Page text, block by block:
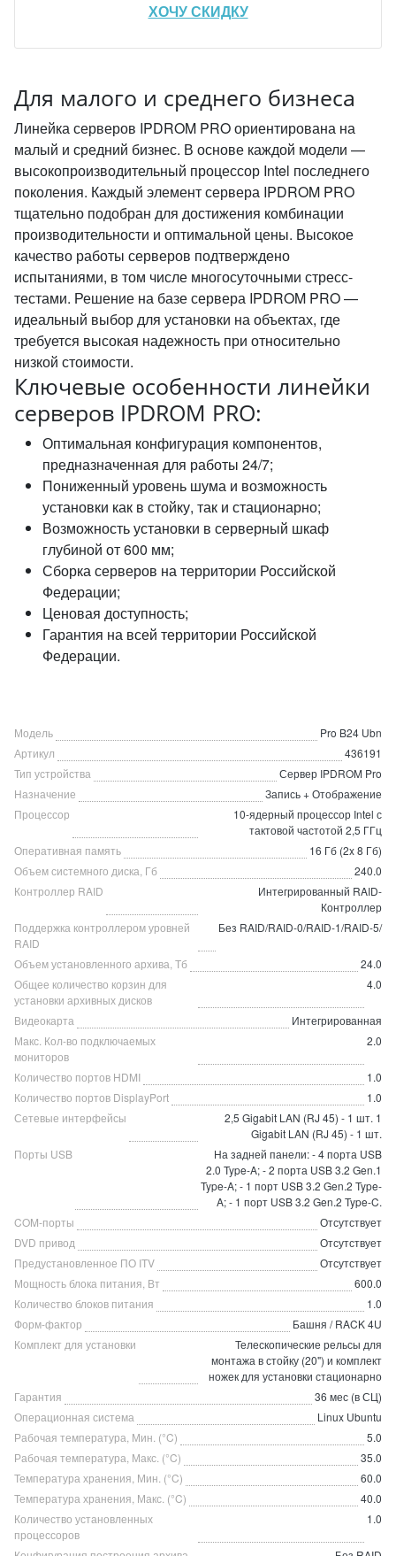
ХОЧУ СКИДКУ
Для малого и среднего бизнеса
Линейка серверов IPDROM PRO ориентирована на
малый и средний бизнес. В основе каждой модели —
высокопроизводительный процессор Intel последнего
поколения. Каждый элемент сервера IPDROM PRO
тщательно подобран для достижения комбинации
производительности и оптимальной цены. Высокое
качество работы серверов подтверждено
испытаниями, в том числе многосуточными стресс-
тестами. Решение на базе сервера IPDROM PRO —
идеальный выбор для установки на объектах, где
требуется высокая надежность при относительно
низкой стоимости.
Ключевые особенности линейки
серверов IPDROM PRO:
Оптимальная конфигурация компонентов,
предназначенная для работы 24/7;
Пониженный уровень шума и возможность
установки как в стойку, так и стационарно;
Возможность установки в серверный шкаф
глубиной от 600 мм;
Сборка серверов на территории Российской
Федерации;
Ценовая доступность;
Гарантия на всей территории Российской
Федерации.
Модель
Pro B24 Ubn
Артикул
436191
Тип устройства
Сервер IPDROM Pro
Назначение
Запись + Отображение
Процессор
10-ядерный процессор Intel с
тактовой частотой 2,5 ГГц
Оперативная память
16 Гб (2x 8 Гб)
Объем системного диска, Гб
240.0
Контроллер RAID
Интегрированный RAID-
Контроллер
Поддержка контроллером уровней
RAID
Без RAID/RAID-0/RAID-1/RAID-5/
Объем установленного архива, Тб
24.0
Общее количество корзин для
установки архивных дисков
4.0
Видеокарта
Интегрированная
Макс. Кол-во подключаемых
мониторов
2.0
Количество портов HDMI
1.0
Количество портов DisplayPort
1.0
Сетевые интерфейсы
2,5 Gigabit LAN (RJ 45) - 1 шт. 1
Gigabit LAN (RJ 45) - 1 шт.
Порты USB
На задней панели: - 4 порта USB
2.0 Type-A; - 2 порта USB 3.2 Gen.1
Type-A; - 1 порт USB 3.2 Gen.2 Type-
A; - 1 порт USB 3.2 Gen.2 Type-C.
COM-порты
Отсутствует
DVD привод
Отсутствует
Предустановленное ПО ITV
Отсутствует
Мощность блока питания, Вт
600.0
Количество блоков питания
1.0
Форм-фактор
Башня / RACK 4U
Комплект для установки
Телескопические рельсы для
монтажа в стойку (20") и комплект
ножек для установки стационарно
Гарантия
36 мес (в СЦ)
Операционная система
Linux Ubuntu
Рабочая температура, Мин. (°C)
5.0
Рабочая температура, Макс. (°C)
35.0
Температура хранения, Мин. (°C)
60.0
Температура хранения, Макс. (°C)
40.0
Количество установленных
процессоров
1.0